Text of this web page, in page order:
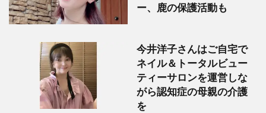
ー、鹿の保護活動も
今井洋子さんはご自宅で
ネイル＆トータルビュー
ティーサロンを運営しな
がら認知症の母親の介護
を